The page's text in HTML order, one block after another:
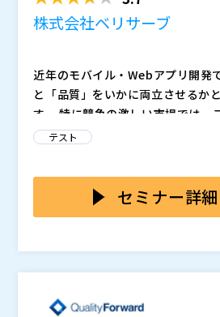
株式会社ベリサーブ
近年のモバイル・Webアプリ開発
と「品質」をいかに両立させるか
す。 特に競争の激しい市場では、
的かつ効果的なテストプロセスが
テストにおける設計などの上流工
スキル不足や経験の浅いメンバー
ィを再現できず、設計品質が不安
ベリサーブでは、MBT（モデルベ
うアプローチにより、テストの網
ンを開発しています。 本セミナー
現する、スピードと品質を両立し
を解説しながら、技術開発によっ
株式会社オープンソース活用研究
テスト
セミナー詳